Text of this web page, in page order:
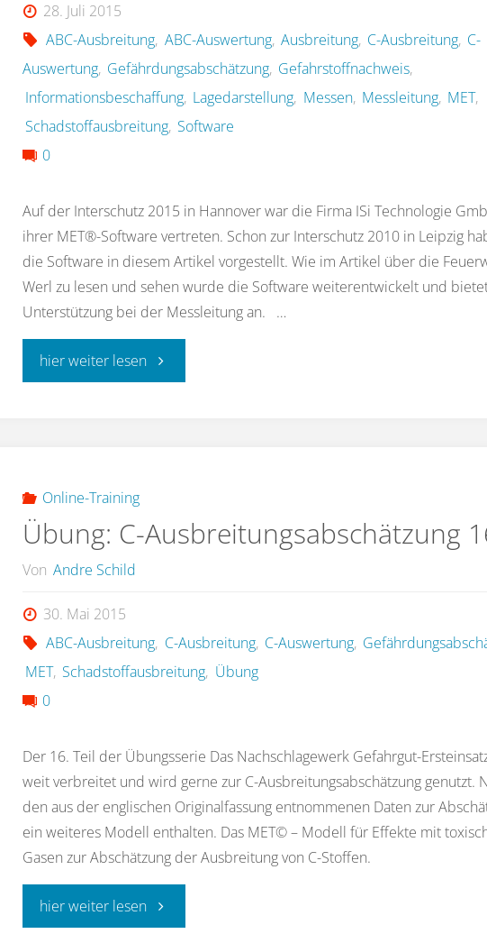
28. Juli 2015
ABC-Ausbreitung, ABC-Auswertung, Ausbreitung, C-Ausbreitung, C-
Auswertung, Gefährdungsabschätzung, Gefahrstoffnachweis,
Informationsbeschaffung, Lagedarstellung, Messen, Messleitung, MET,
Schadstoffausbreitung, Software
0
Auf der Interschutz 2015 in Hannover war die Firma ISi Technologie
ihrer MET®-Software vertreten. Schon zur Interschutz 2010 in Leipzig
die Software in diesem Artikel vorgestellt. Wie im Artikel über die
Werl zu lesen und sehen wurde die Software weiterentwickelt und
Unterstützung bei der Messleitung an. …
hier weiter lesen"Interschutz
Effekte
und
Gasen"
Online-Training
Übung: C-Ausbreitungsabschätzung
Von Andre Schild
30. Mai 2015
ABC-Ausbreitung, C-Ausbreitung, C-Auswertung,
MET, Schadstoffausbreitung, Übung
0
Der 16. Teil der Übungsserie Das Nachschlagewerk Gefahrgut-
weit verbreitet und wird gerne zur C-Ausbreitungsabschätzung genutzt.
den aus der englischen Originalfassung entnommenen Daten zur
ein weiteres Modell enthalten. Das MET© – Modell für Effekte mit
Gasen zur Abschätzung der Ausbreitung von C-Stoffen.
hier weiter lesen"Übung: